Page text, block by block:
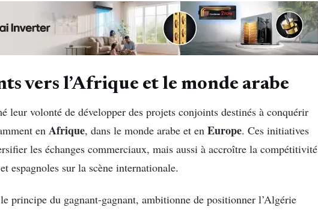
vers l’Afrique et le monde arabe
leur volonté de développer des projets conjoints destinés à conquérir
en Afrique, dans le monde arabe et en Europe. Ces initiatives
les échanges commerciaux, mais aussi à accroître la compétitivité
espagnoles sur la scène internationale.
principe du gagnant-gagnant, ambitionne de positionner l’Algérie